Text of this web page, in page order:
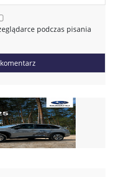
podczas pisania